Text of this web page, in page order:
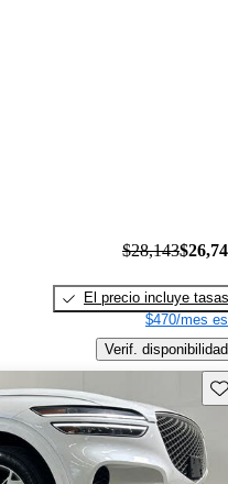
$28,143
El precio incluye tasas
$470/mes
Verif. disponibilidad